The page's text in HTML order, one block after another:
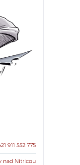
911 552 775
nad Nitricou